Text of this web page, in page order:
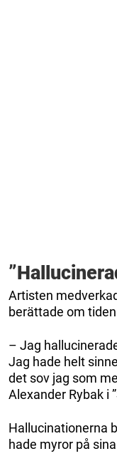
Artisten
berättade om
– Jag
Jag hade helt
det sov jag som
Alexander Rybak i
Hallucinationerna
hade myror på